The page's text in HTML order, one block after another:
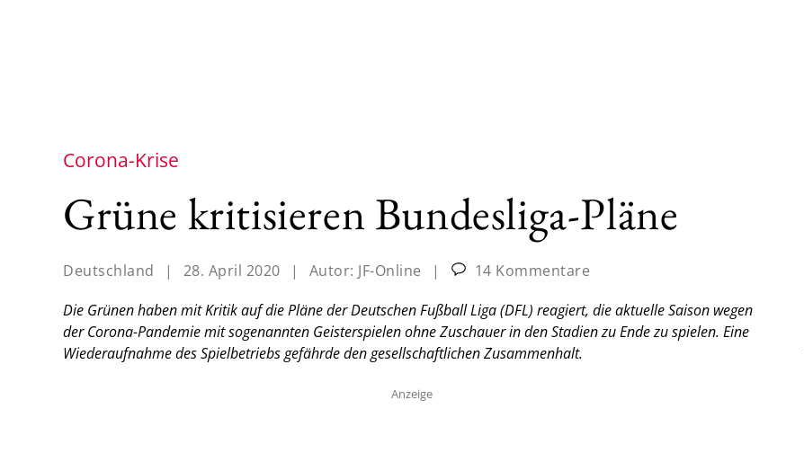
Corona-Krise
Grüne kritisieren Bundesliga-Pläne
Deutschland | 28. April 2020 | Autor: JF-Online |
14 Kommentare
Die Grünen haben mit Kritik auf die Pläne der Deutschen Fußball Liga (DFL) reagiert, die aktuelle Saison wegen
der Corona-Pandemie mit sogenannten Geisterspielen ohne Zuschauer in den Stadien zu Ende zu spielen. Eine
Wiederaufnahme des Spielbetriebs gefährde den gesellschaftlichen Zusammenhalt.
Anzeige